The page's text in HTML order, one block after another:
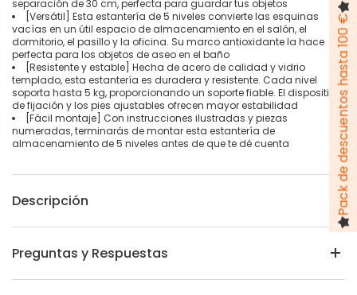
separación de 30 cm, perfecta para guardar tus objetos
[Versátil] Esta estantería de 5 niveles convierte las esquinas
vacías en un útil espacio de almacenamiento en el salón, el
dormitorio, el pasillo y la oficina. Su marco antioxidante la hace
perfecta para los objetos de aseo en el baño
[Resistente y estable] Hecha de acero de calidad y vidrio
templado, esta estantería es duradera y resistente. Cada nivel
soporta hasta 5 kg, proporcionando un soporte fiable. El dispositivo
de fijación y los pies ajustables ofrecen mayor estabilidad
[Fácil montaje] Con instrucciones ilustradas y piezas
numeradas, terminarás de montar esta estantería de
almacenamiento de 5 niveles antes de que te dé cuenta
Descripción
Preguntas y Respuestas
Pack de descuentos hasta 100 €